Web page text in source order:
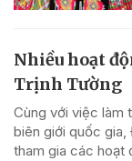
Nhiều hoạt
Trịnh Tường
Cùng với việc làm
biên giới quốc
tham gia các hoạt